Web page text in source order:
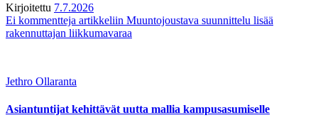
Kirjoitettu 7.7.2026
Ei kommentteja artikkeliin Muuntojoustava suunnittelu lisää
rakennuttajan liikkumavaraa
Jethro Ollaranta
Asiantuntijat kehittävät uutta mallia kampusasumiselle